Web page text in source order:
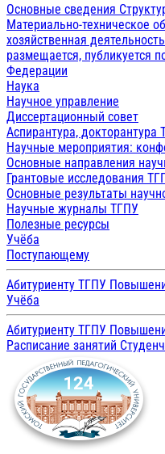
Основные сведения
Материально-техническое
хозяйственная деятельность
размещается, публикуется
Федерации
Наука
Научное управление
Диссертационный совет
Аспирантура,
Научные мероприятия:
Основные направления
Грантовые исследования
Основные результаты
Научные журналы ТГПУ
Полезные ресурсы
Учёба
Поступающему
Абитуриенту ТГПУ
Учёба
Абитуриенту ТГПУ
Расписание занятий